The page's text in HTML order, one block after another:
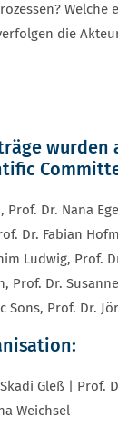
Welche
die
wurden
Prof. Dr. Nana
Dr. Fabian
Ludwig, Prof.
Prof. Dr.
Sons, Prof. Dr.
Gleß | Prof.
Weichsel